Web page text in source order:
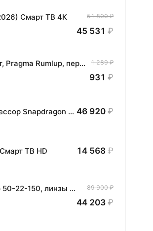
Смарт ТВ 4К 51 800 ₽
45 531 ₽
Комплект хлопковых кухонных полотенец 4 шт, Pragma Rumlup, переменчивый белый 1 289 ₽
931 ₽
Планшет HONOR MagicPad3 Wi-Fi, 13,3", процессор Snapdragon 8, 16ГБ/512ГБ, EU 46 920 ₽
ТВ HD 14 568 ₽
Умные очки Ray-Ban Wayfarer (Gen 2), размер 50-22-150, линзы Clear, оправа Matte Black 89 900 ₽
44 203 ₽